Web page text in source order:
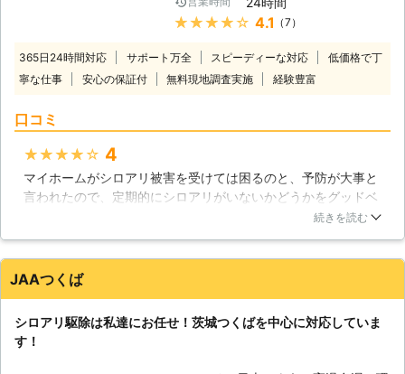
すが、長い時間を掛けて、いずれは被
るほどにもなります。そんなシロアリ
に対して、エイチ・ディー・エスは、
各種の駆除方法を駆使して立ちむかい
に、私達がしっかりと対処させていた
ていましたが、最近は温暖化の影響で
各地の気温が高くなっているためか、
言われています。住まいの中で床が軋
む妙な音がしたり、羽アリがいるのを
豊富なスタッフが徹底したシロアリ駆
除でお客様に安心と安全をお届けいた
かし、最近はヤマトシロアリよりも食
★★★★★ 4.1 （7）
365日24時間対応 サポート万全 スピーディーな対応
低価格で丁
寧な仕事
安心の保証付 無料現地調査実施 経験豊富
口コミ
★★★★★ 4
マイホームがシロアリ被害を受けては困るのと、予防が大事と
言われたので、定期的にシロアリがいないかどうかをグッドベ
アさんで点検して頂いています。今のところ、発生した形跡は
いると思います。これからもよろしくお願いします。
福岡県 糟屋郡篠栗町 2016年12月29日
続きを読む
JAAつくば
シロアリ駆除は私達にお任せ！茨城つくばを中心に対応していま
す！